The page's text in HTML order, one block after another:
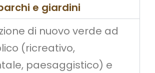
e giardini
di nuovo verde ad
(ricreativo,
paesaggistico) e